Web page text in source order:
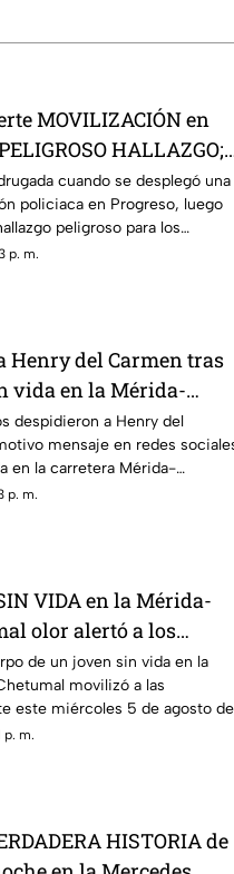
MOVILIZACIÓN en
HALLAZGO;
cuando se desplegó una
policiaca en Progreso, luego
peligroso para los
p. m.
Henry del Carmen tras
vida en la Mérida-
días desaparecido
despidieron a Henry del
mensaje en redes
en la carretera Mérida-
p. m.
VIDA en la Mérida-
olor alertó a los
de un joven sin vida en la
movilizó a las
este miércoles 5 de agosto de
p. m.
HISTORIA de